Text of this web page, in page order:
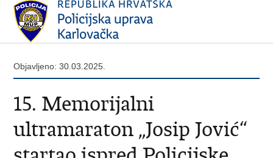
Objavljeno: 30.03.2025.
15. Memorijalni
ultramaraton „Josip Jović“